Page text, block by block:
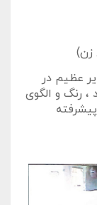
زن)
عظیم در
، رنگ و الگوی